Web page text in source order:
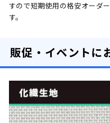
すので短期使用の格安オーダ
す。
販促・イベントに